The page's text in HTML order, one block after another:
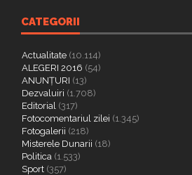
CATEGORII
Actualitate (10.114)
ALEGERI 2016 (54)
ANUNȚURI (13)
Dezvaluiri (1.708)
Editorial (317)
Fotocomentariul zilei (1.345)
Fotogalerii (218)
Misterele Dunarii (18)
Politica (1.533)
Sport (357)